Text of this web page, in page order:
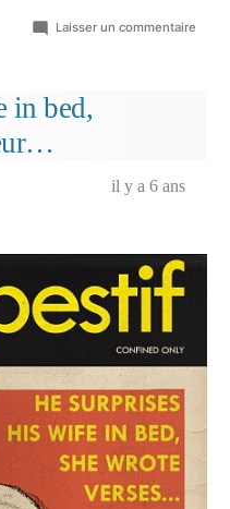
Laisser un commentairesur
in bed,
il y a 6 ans